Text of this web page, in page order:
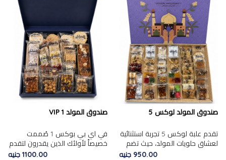
صندوق المولد لوكس 5
تقدم علبة لوكس 5 تجربة استثنائية
لعشاق حلويات المولد، حيث تضم
42 قطعة من تشكيلة فاخرة تجمع
950.00 جنيه
صندوق المولد VIP 1
في اي بي بوكس 1 صُممت
خصيصاً لأولئك الذين يقدرون لتقدم
تجربة استثنائية بوكس تجمع بين
1100.00 جنيه